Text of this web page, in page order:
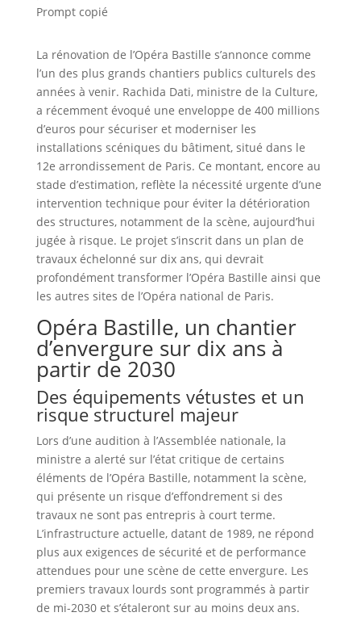
Prompt copié
La rénovation de l’Opéra Bastille s’annonce comme
l’un des plus grands chantiers publics culturels des
années à venir. Rachida Dati, ministre de la Culture,
a récemment évoqué une enveloppe de 400 millions
d’euros pour sécuriser et moderniser les
installations scéniques du bâtiment, situé dans le
12e arrondissement de Paris. Ce montant, encore au
stade d’estimation, reflète la nécessité urgente d’une
intervention technique pour éviter la détérioration
des structures, notamment de la scène, aujourd’hui
jugée à risque. Le projet s’inscrit dans un plan de
travaux échelonné sur dix ans, qui devrait
profondément transformer l’Opéra Bastille ainsi que
les autres sites de l’Opéra national de Paris.
Opéra Bastille, un chantier
d’envergure sur dix ans à
partir de 2030
Des équipements vétustes et un
risque structurel majeur
Lors d’une audition à l’Assemblée nationale, la
ministre a alerté sur l’état critique de certains
éléments de l’Opéra Bastille, notamment la scène,
qui présente un risque d’effondrement si des
travaux ne sont pas entrepris à court terme.
L’infrastructure actuelle, datant de 1989, ne répond
plus aux exigences de sécurité et de performance
attendues pour une scène de cette envergure. Les
premiers travaux lourds sont programmés à partir
de mi-2030 et s’étaleront sur au moins deux ans.